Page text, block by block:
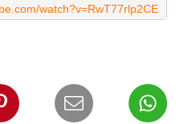
watch?v=RwT77rlp2CE